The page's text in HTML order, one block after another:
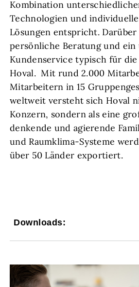
Kombination
Technologien und
Lösungen entspricht.
persönliche Beratung und ein
Kundenservice typisch für
Hoval. Mit rund 2.000
Mitarbeitern in 15
weltweit versteht sich Hoval
Konzern, sondern als eine
denkende und agierende
und Raumklima-Systeme
über 50 Länder exportiert.
Downloads: